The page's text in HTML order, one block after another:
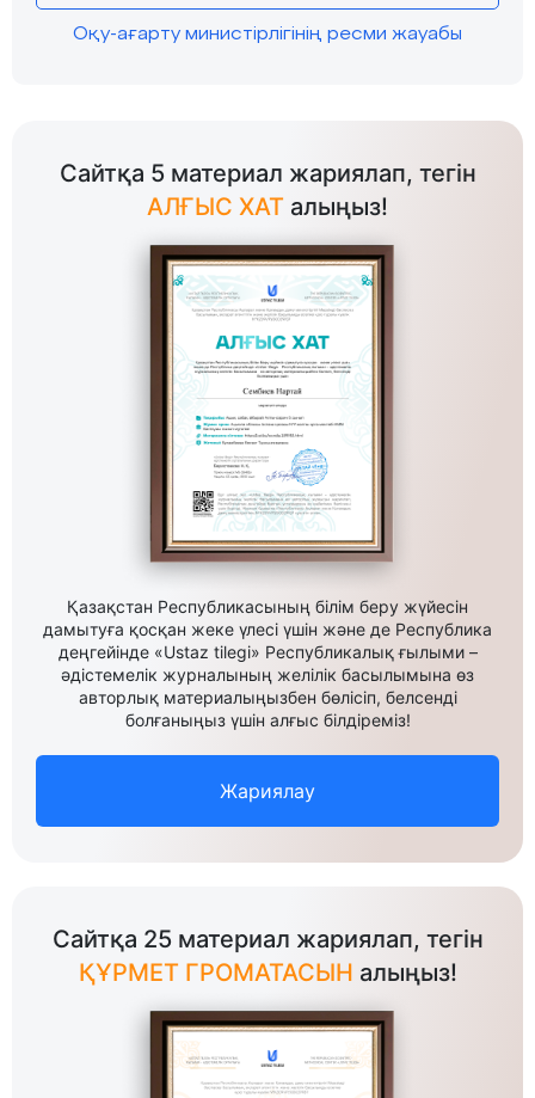
Оқу-ағарту министірлігінің ресми жауабы
Сайтқа 5 материал жариялап, тегін
АЛҒЫС ХАТ алыңыз!
Қазақстан Республикасының білім беру жүйесін
дамытуға қосқан жеке үлесі үшін және де Республика
деңгейінде «Ustaz tilegi» Республикалық ғылыми –
әдістемелік журналының желілік басылымына өз
авторлық материалыңызбен бөлісіп, белсенді
болғаныңыз үшін алғыс білдіреміз!
Жариялау
Сайтқа 25 материал жариялап, тегін
ҚҰРМЕТ ГРОМАТАСЫН алыңыз!